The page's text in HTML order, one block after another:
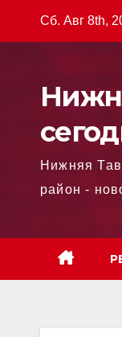
Сб. Авг 8th,
Нижняя
район -